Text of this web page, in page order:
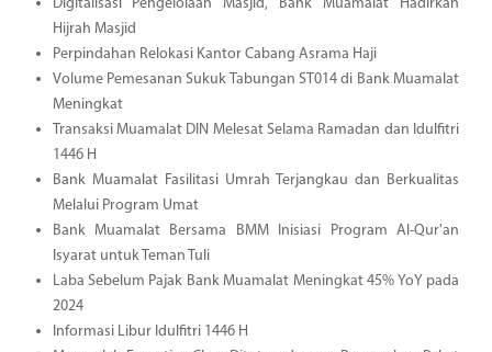
Digitalisasi Pengelolaan Masjid, Bank Muamalat Hadirkan
Hijrah Masjid
Perpindahan Relokasi Kantor Cabang Asrama Haji
Volume Pemesanan Sukuk Tabungan ST014 di Bank Muamalat
Meningkat
Transaksi Muamalat DIN Melesat Selama Ramadan dan Idulfitri
1446 H
Bank Muamalat Fasilitasi Umrah Terjangkau dan Berkualitas
Melalui Program Umat
Bank Muamalat Bersama BMM Inisiasi Program Al-Qur'an
Isyarat untuk Teman Tuli
Laba Sebelum Pajak Bank Muamalat Meningkat 45% YoY pada
2024
Informasi Libur Idulfitri 1446 H